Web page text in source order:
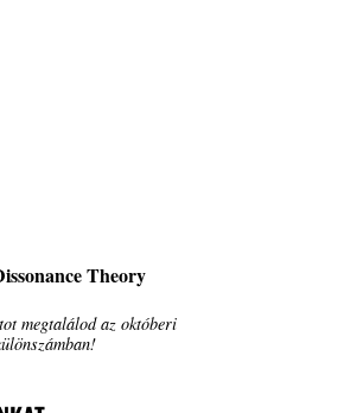
Theory
megtalálod az októberi